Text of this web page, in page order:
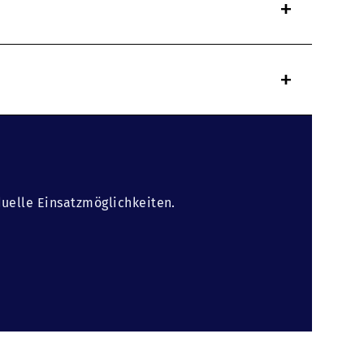
+
+
Einsatzmöglichkeiten.